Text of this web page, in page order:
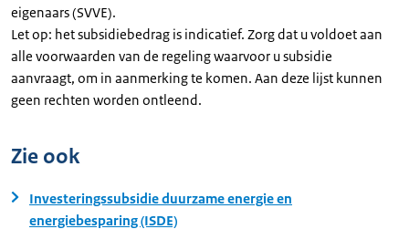
eigenaars (SVVE).
Let op: het subsidiebedrag is indicatief. Zorg dat u voldoet aan
alle voorwaarden van de regeling waarvoor u subsidie
aanvraagt, om in aanmerking te komen. Aan deze lijst kunnen
geen rechten worden ontleend.
Zie ook
Investeringssubsidie duurzame energie en
energiebesparing (ISDE)